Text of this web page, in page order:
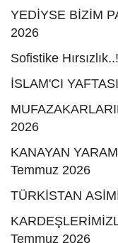
YEDİYSE BİZİM
2026
Sofistike
İSLAM'CI
2026
KANAYAN
Temmuz 2026
TÜRKİSTAN
Temmuz 2026